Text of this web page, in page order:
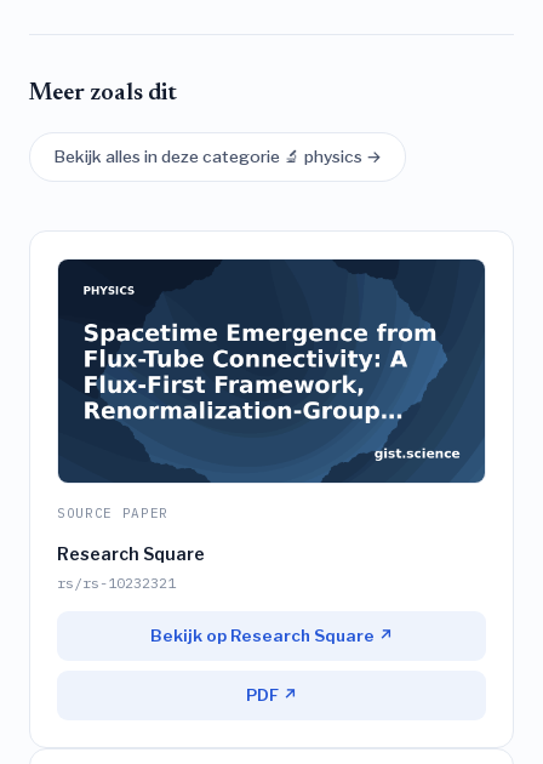
Meer zoals dit
Bekijk alles in deze categorie 🔬 physics →
SOURCE PAPER
Research Square
rs/rs-10232321
Bekijk op Research Square ↗
PDF ↗